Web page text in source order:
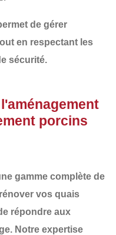
de gérer
en respectant les
sécurité.
porcins
gamme complète de
vos quais
répondre aux
Notre expertise